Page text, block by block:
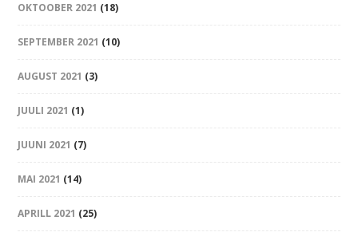
OKTOOBER 2021 (18)
SEPTEMBER 2021 (10)
AUGUST 2021 (3)
JUULI 2021 (1)
JUUNI 2021 (7)
MAI 2021 (14)
APRILL 2021 (25)